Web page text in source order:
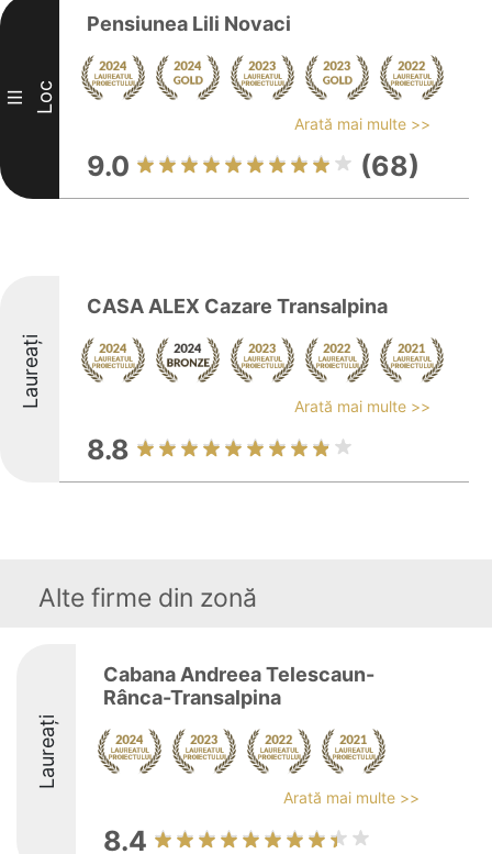
III Loc
Pensiunea Lili Novaci
Arată mai multe >>
9.0 (68)
Laureați
CASA ALEX Cazare Transalpina
Arată mai multe >>
8.8
Alte firme din zonă
Laureați
Cabana Andreea Telescaun-
Rânca-Transalpina
Arată mai multe >>
8.4